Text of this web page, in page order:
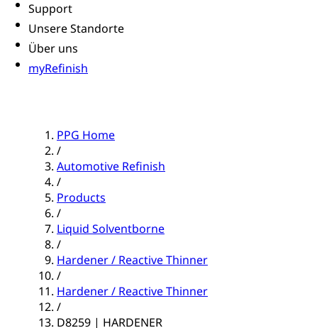
Support
Unsere Standorte
Über uns
myRefinish
PPG Home
/
Automotive Refinish
/
Products
/
Liquid Solventborne
/
Hardener / Reactive Thinner
/
Hardener / Reactive Thinner
/
D8259 | HARDENER